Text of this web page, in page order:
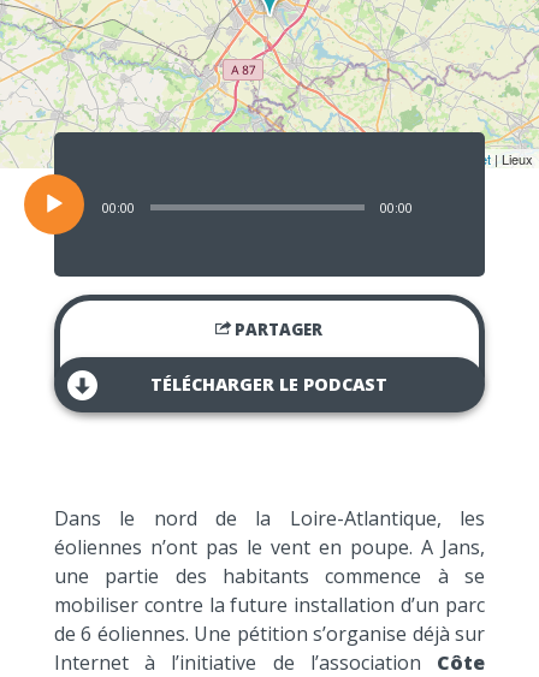
Leaflet | Lieux
Lecteur
00:00 00:00
PARTAGER
TÉLÉCHARGER LE PODCAST
Dans le nord de la Loire-Atlantique, les
éoliennes n’ont pas le vent en poupe. A Jans,
une partie des habitants commence à se
mobiliser contre la future installation d’un parc
de 6 éoliennes. Une pétition s’organise déjà sur
Internet à l’initiative de l’association Côte